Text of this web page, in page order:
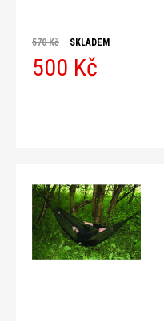
570 Kč SKLADEM
500 Kč